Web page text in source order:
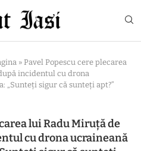
» Pavel Popescu cere plecarea
incidentul cu drona
„Sunteți sigur că sunteți apt?”
lui Radu Miruță de
cu drona ucraineană